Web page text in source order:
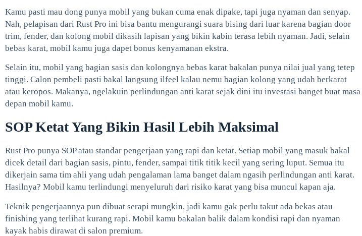
Kamu pasti mau dong punya mobil yang bukan cuma enak dipake, tapi juga nyaman dan senyap.
Nah, pelapisan dari Rust Pro ini bisa bantu mengurangi suara bising dari luar karena bagian door
trim, fender, dan kolong mobil dikasih lapisan yang bikin kabin terasa lebih nyaman. Jadi, selain
bebas karat, mobil kamu juga dapet bonus kenyamanan ekstra.
Selain itu, mobil yang bagian sasis dan kolongnya bebas karat bakalan punya nilai jual yang tetep
tinggi. Calon pembeli pasti bakal langsung ilfeel kalau nemu bagian kolong yang udah berkarat
atau keropos. Makanya, ngelakuin perlindungan anti karat sejak dini itu investasi banget buat masa
depan mobil kamu.
SOP Ketat Yang Bikin Hasil Lebih Maksimal
Rust Pro punya SOP atau standar pengerjaan yang rapi dan ketat. Setiap mobil yang masuk bakal
dicek detail dari bagian sasis, pintu, fender, sampai titik titik kecil yang sering luput. Semua itu
dikerjain sama tim ahli yang udah pengalaman lama banget dalam ngasih perlindungan anti karat.
Hasilnya? Mobil kamu terlindungi menyeluruh dari risiko karat yang bisa muncul kapan aja.
Teknik pengerjaannya pun dibuat serapi mungkin, jadi kamu gak perlu takut ada bekas atau
finishing yang terlihat kurang rapi. Mobil kamu bakalan balik dalam kondisi rapi dan nyaman
kayak habis dirawat di salon premium.